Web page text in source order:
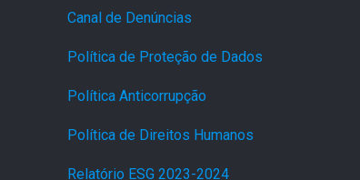
Canal de Denúncias
Política de Proteção de Dados
Política Anticorrupção
Política de Direitos Humanos
Relatório ESG 2023-2024